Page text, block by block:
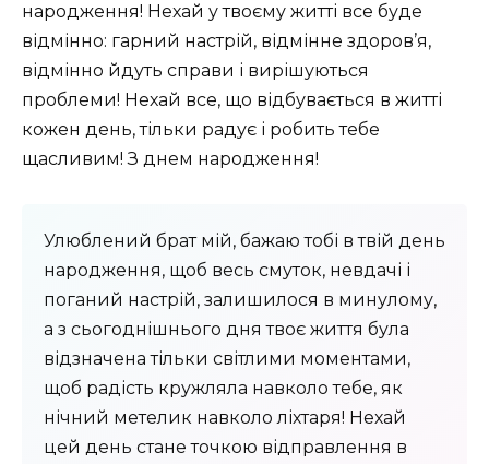
народження! Нехай у твоєму житті все буде
відмінно: гарний настрій, відмінне здоров’я,
відмінно йдуть справи і вирішуються
проблеми! Нехай все, що відбувається в житті
кожен день, тільки радує і робить тебе
щасливим! З днем народження!
Улюблений брат мій, бажаю тобі в твій день
народження, щоб весь смуток, невдачі і
поганий настрій, залишилося в минулому,
а з сьогоднішнього дня твоє життя була
відзначена тільки світлими моментами,
щоб радість кружляла навколо тебе, як
нічний метелик навколо ліхтаря! Нехай
цей день стане точкою відправлення в